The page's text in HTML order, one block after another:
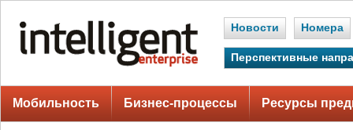
Новости Номера
Перспективные
Мобильность Бизнес-процессы Ресурсы